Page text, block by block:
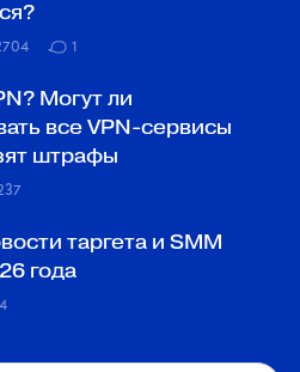
1
Могут ли
все VPN-сервисы
штрафы
таргета и SMM
года